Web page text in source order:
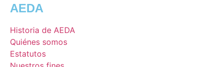
AEDA
Historia de AEDA
Quiénes somos
Estatutos